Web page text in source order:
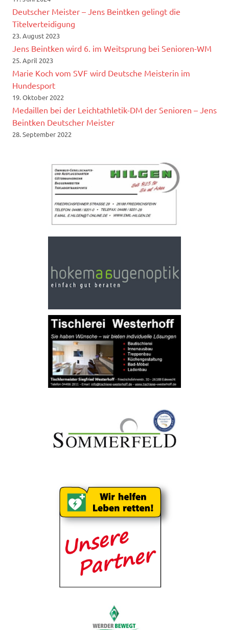
Deutscher Meister – Jens Beintken gelingt die
Titelverteidigung
23. August 2023
Jens Beintken wird 6. im Weitsprung bei Senioren-WM
25. April 2023
Marie Koch vom SVF wird Deutsche Meisterin im
Hundesport
19. Oktober 2022
Medaillen bei der Leichtathletik-DM der Senioren – Jens
Beintken Deutscher Meister
28. September 2022